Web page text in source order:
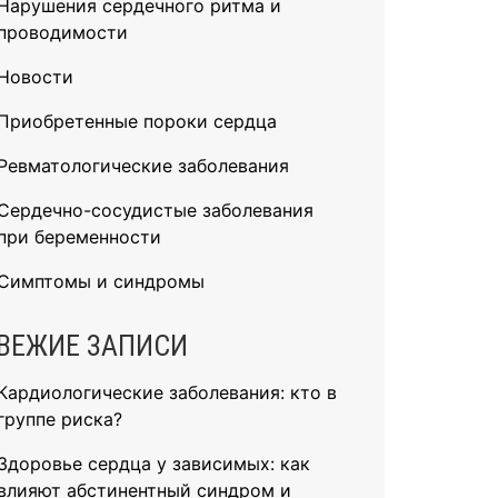
сердечного ритма и
пороки сердца
заболевания
сосудистые заболевания
беременности
и синдромы
ЗАПИСИ
заболевания: кто в
риска?
сердца у зависимых: как
абстинентный синдром и